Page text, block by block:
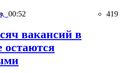
00:52 419
вакансий в
остаются